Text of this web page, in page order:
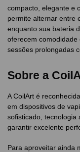
compacto, elegante e
permite alternar entre
enquanto sua bateria
oferecem comodidade
sessões prolongadas
Sobre a
A CoilArt é
em dispositivos de
sofisticado, tecnologia
garantir excelente
Para aproveitar ainda